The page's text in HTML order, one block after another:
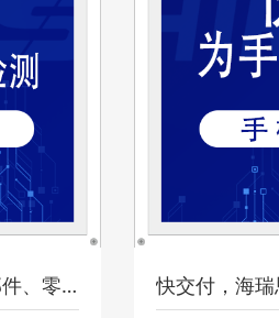
一站式服务满足智能手表整机、部件、零配件全流程防水气密检测